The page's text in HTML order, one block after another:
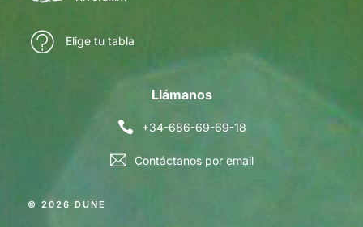
Elige tu tabla
Llámanos
+34-686-69-69-18
Contáctanos por email
© 2026 DUNE